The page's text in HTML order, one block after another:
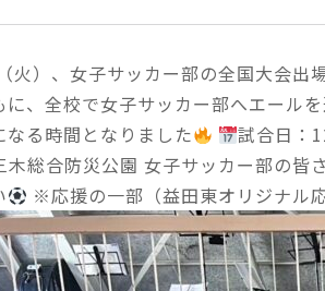
火）、女子サッカー部の全国大会
に、全校で女子サッカー部へエール
なる時間となりました
試合日：
木総合防災公園 女子サッカー部の皆
※応援の一部（益田東オリジナル